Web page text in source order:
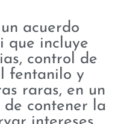
acuerdo
que incluye
control de
fentanilo y
raras, en un
contener la